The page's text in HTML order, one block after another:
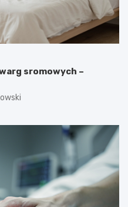
sromowych –